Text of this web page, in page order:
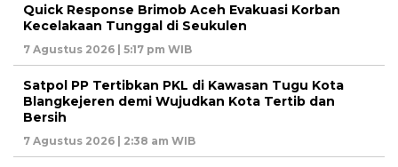
Quick Response Brimob Aceh Evakuasi Korban
Kecelakaan Tunggal di Seukulen
7 Agustus 2026 | 5:17 pm WIB
Satpol PP Tertibkan PKL di Kawasan Tugu Kota
Blangkejeren demi Wujudkan Kota Tertib dan
Bersih
7 Agustus 2026 | 2:38 am WIB